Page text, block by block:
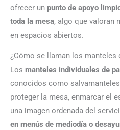
ofrecer un punto de apoyo
toda la mesa, algo que valoran
en espacios abiertos.
¿Cómo se llaman los manteles
Los manteles individuales de
conocidos como
proteger la mesa, enmarcar el
una imagen ordenada del
en menús de mediodía o